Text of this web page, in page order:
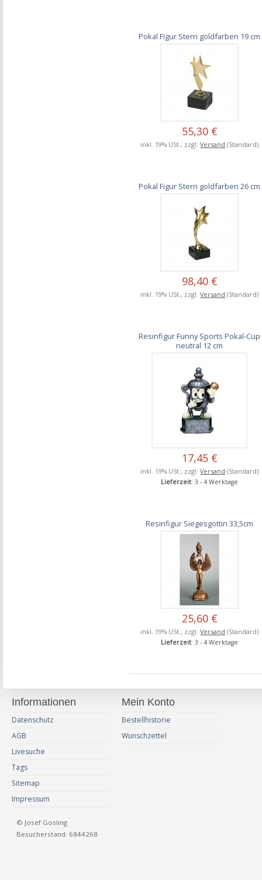
Pokal Figur Stern goldfarben 19 cm
55,30 €
inkl. 19% USt., zzgl.Versand (Standard)
Pokal Figur Stern goldfarben 26 cm
98,40 €
inkl. 19% USt., zzgl.Versand (Standard)
Resinfigur Funny Sports Pokal-Cup
neutral 12 cm
17,45 €
inkl. 19% USt., zzgl.Versand (Standard)
Lieferzeit: 3 - 4 Werktage
Resinfigur Siegesgöttin 33,5cm
25,60 €
inkl. 19% USt., zzgl.Versand (Standard)
Lieferzeit: 3 - 4 Werktage
Informationen
Datenschutz
AGB
Livesuche
Tags
Sitemap
Impressum
Mein Konto
Bestellhistorie
Wunschzettel
© Josef Gosling
Besucherstand: 6844268